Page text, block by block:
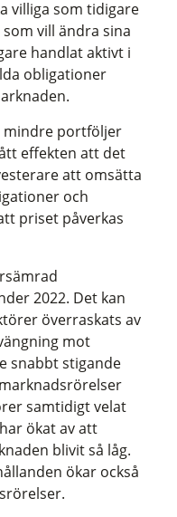
villiga som tidigare
vill ändra sina
handlat aktivt i
obligationer
mindre portföljer
effekten att det
att omsätta
och
priset påverkas
2022. Det kan
överraskats av
mot
snabbt stigande
samtidigt velat
ökat av att
blivit så låg.
ökar också